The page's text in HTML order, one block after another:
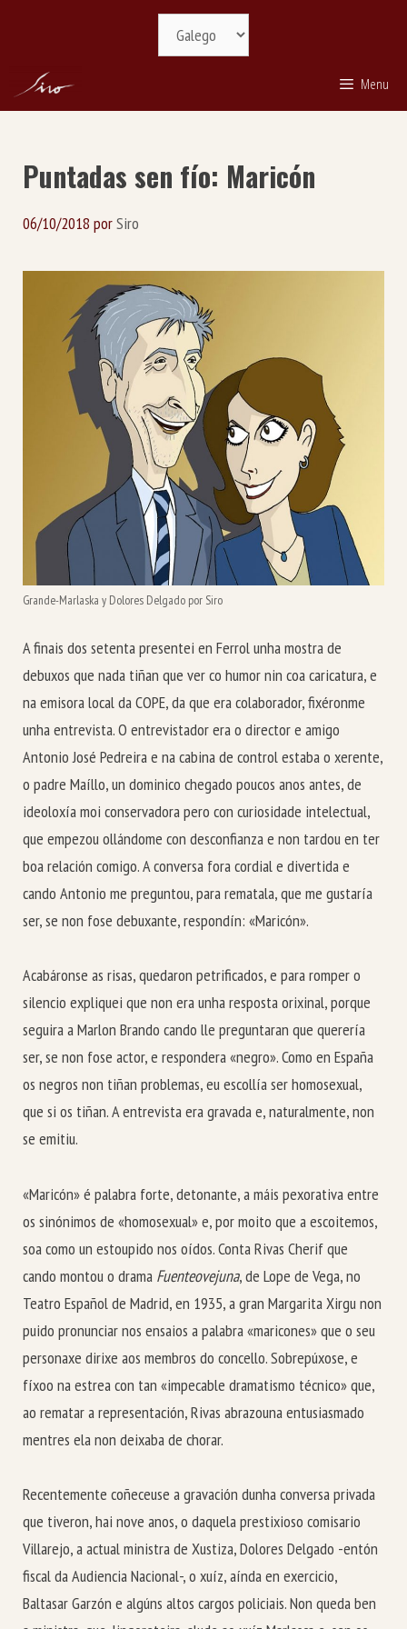
Menu
Puntadas sen fío: Maricón
06/10/2018 porSiro
Grande-Marlaska y Dolores Delgado por Siro
A finais dos setenta presentei en Ferrol unha mostra de
debuxos que nada tiñan que ver co humor nin coa caricatura, e
na emisora local da COPE, da que era colaborador, fixéronme
unha entrevista. O entrevistador era o director e amigo
Antonio José Pedreira e na cabina de control estaba o xerente,
o padre Maíllo, un dominico chegado poucos anos antes, de
ideoloxía moi conservadora pero con curiosidade intelectual,
que empezou ollándome con desconfianza e non tardou en ter
boa relación comigo. A conversa fora cordial e divertida e
cando Antonio me preguntou, para rematala, que me gustaría
ser, se non fose debuxante, respondín: «Maricón».
Acabáronse as risas, quedaron petrificados, e para romper o
silencio expliquei que non era unha resposta orixinal, porque
seguira a Marlon Brando cando lle preguntaran que querería
ser, se non fose actor, e respondera «negro». Como en España
os negros non tiñan problemas, eu escollía ser homosexual,
que si os tiñan. A entrevista era gravada e, naturalmente, non
se emitiu.
«Maricón» é palabra forte, detonante, a máis pexorativa entre
os sinónimos de «homosexual» e, por moito que a escoitemos,
soa como un estoupido nos oídos. Conta Rivas Cherif que
cando montou o drama Fuenteovejuna, de Lope de Vega, no
Teatro Español de Madrid, en 1935, a gran Margarita Xirgu non
puido pronunciar nos ensaios a palabra «maricones» que o seu
personaxe dirixe aos membros do concello. Sobrepúxose, e
fíxoo na estrea con tan «impecable dramatismo técnico» que,
ao rematar a representación, Rivas abrazouna entusiasmado
mentres ela non deixaba de chorar.
Recentemente coñeceuse a gravación dunha conversa privada
que tiveron, hai nove anos, o daquela prestixioso comisario
Villarejo, a actual ministra de Xustiza, Dolores Delgado -entón
fiscal da Audiencia Nacional-, o xuíz, aínda en exercicio,
Baltasar Garzón e algúns altos cargos policiais. Non queda ben